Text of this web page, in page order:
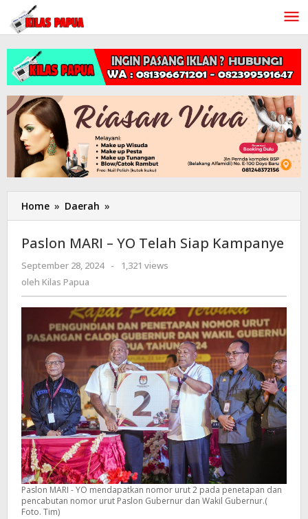
Lewati
konten
Home » Daerah »
MARI
YO
Telah
Kampanye
Paslon MARI – YO Telah Siap Kampanye
September 28, 2024
oleh
-
1,321 views
oleh Kilas Papua
Paslon MARI - YO mendapatkan nomor urut 2 pada penetapan dan
pencabutan nomor urut Paslon Gubernur dan Wakil Gubernur.(
Foto. Tim)